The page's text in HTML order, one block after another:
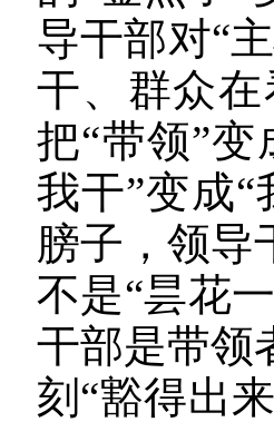
导干部对“
干、群众
把“带领”
我干”变成
膀子，领导
不是“昙花
干部是带领
刻“豁得出